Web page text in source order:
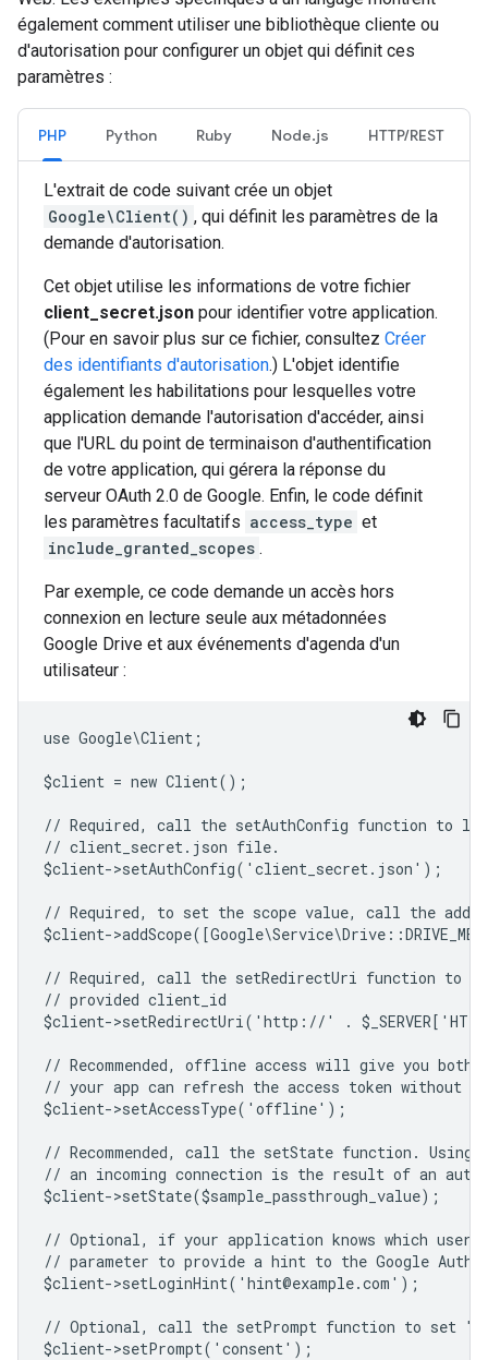
également comment utiliser une bibliothèque cliente ou
d'autorisation pour configurer un objet qui définit ces
paramètres :
PHP Python Ruby Node.js HTTP/REST
L'extrait de code suivant crée un objet
Google\Client() , qui définit les paramètres de la
demande d'autorisation.
Cet objet utilise les informations de votre fichier
client_secret.json pour identifier votre application.
(Pour en savoir plus sur ce fichier, consultez Créer
des identifiants d'autorisation.) L'objet identifie
également les habilitations pour lesquelles votre
application demande l'autorisation d'accéder, ainsi
que l'URL du point de terminaison d'authentification
de votre application, qui gérera la réponse du
serveur OAuth 2.0 de Google. Enfin, le code définit
les paramètres facultatifs access_type et
include_granted_scopes .
Par exemple, ce code demande un accès hors
connexion en lecture seule aux métadonnées
Google Drive et aux événements d'agenda d'un
utilisateur :
use Google\Client;
$client = new Client();
// Required, call the setAuthConfig function to
// client_secret.json file.
$client->setAuthConfig('client_secret.json');
// Required, to set the scope value, call the
$client-
// Required, call the setRedirectUri function to
// provided client_id
$client->setRedirectUri('http://' .
// Recommended, offline access will give you both
// your app can refresh the access token without
$client->setAccessType('offline');
// Recommended, call the setState function.
// an incoming connection is the result of an
$client->setState($sample_passthrough_value);
// Optional, if your application knows which
// parameter to provide a hint to the Google
$client->setLoginHint('hint@example.com');
// Optional, call the setPrompt function to set
$client->setPrompt('consent');